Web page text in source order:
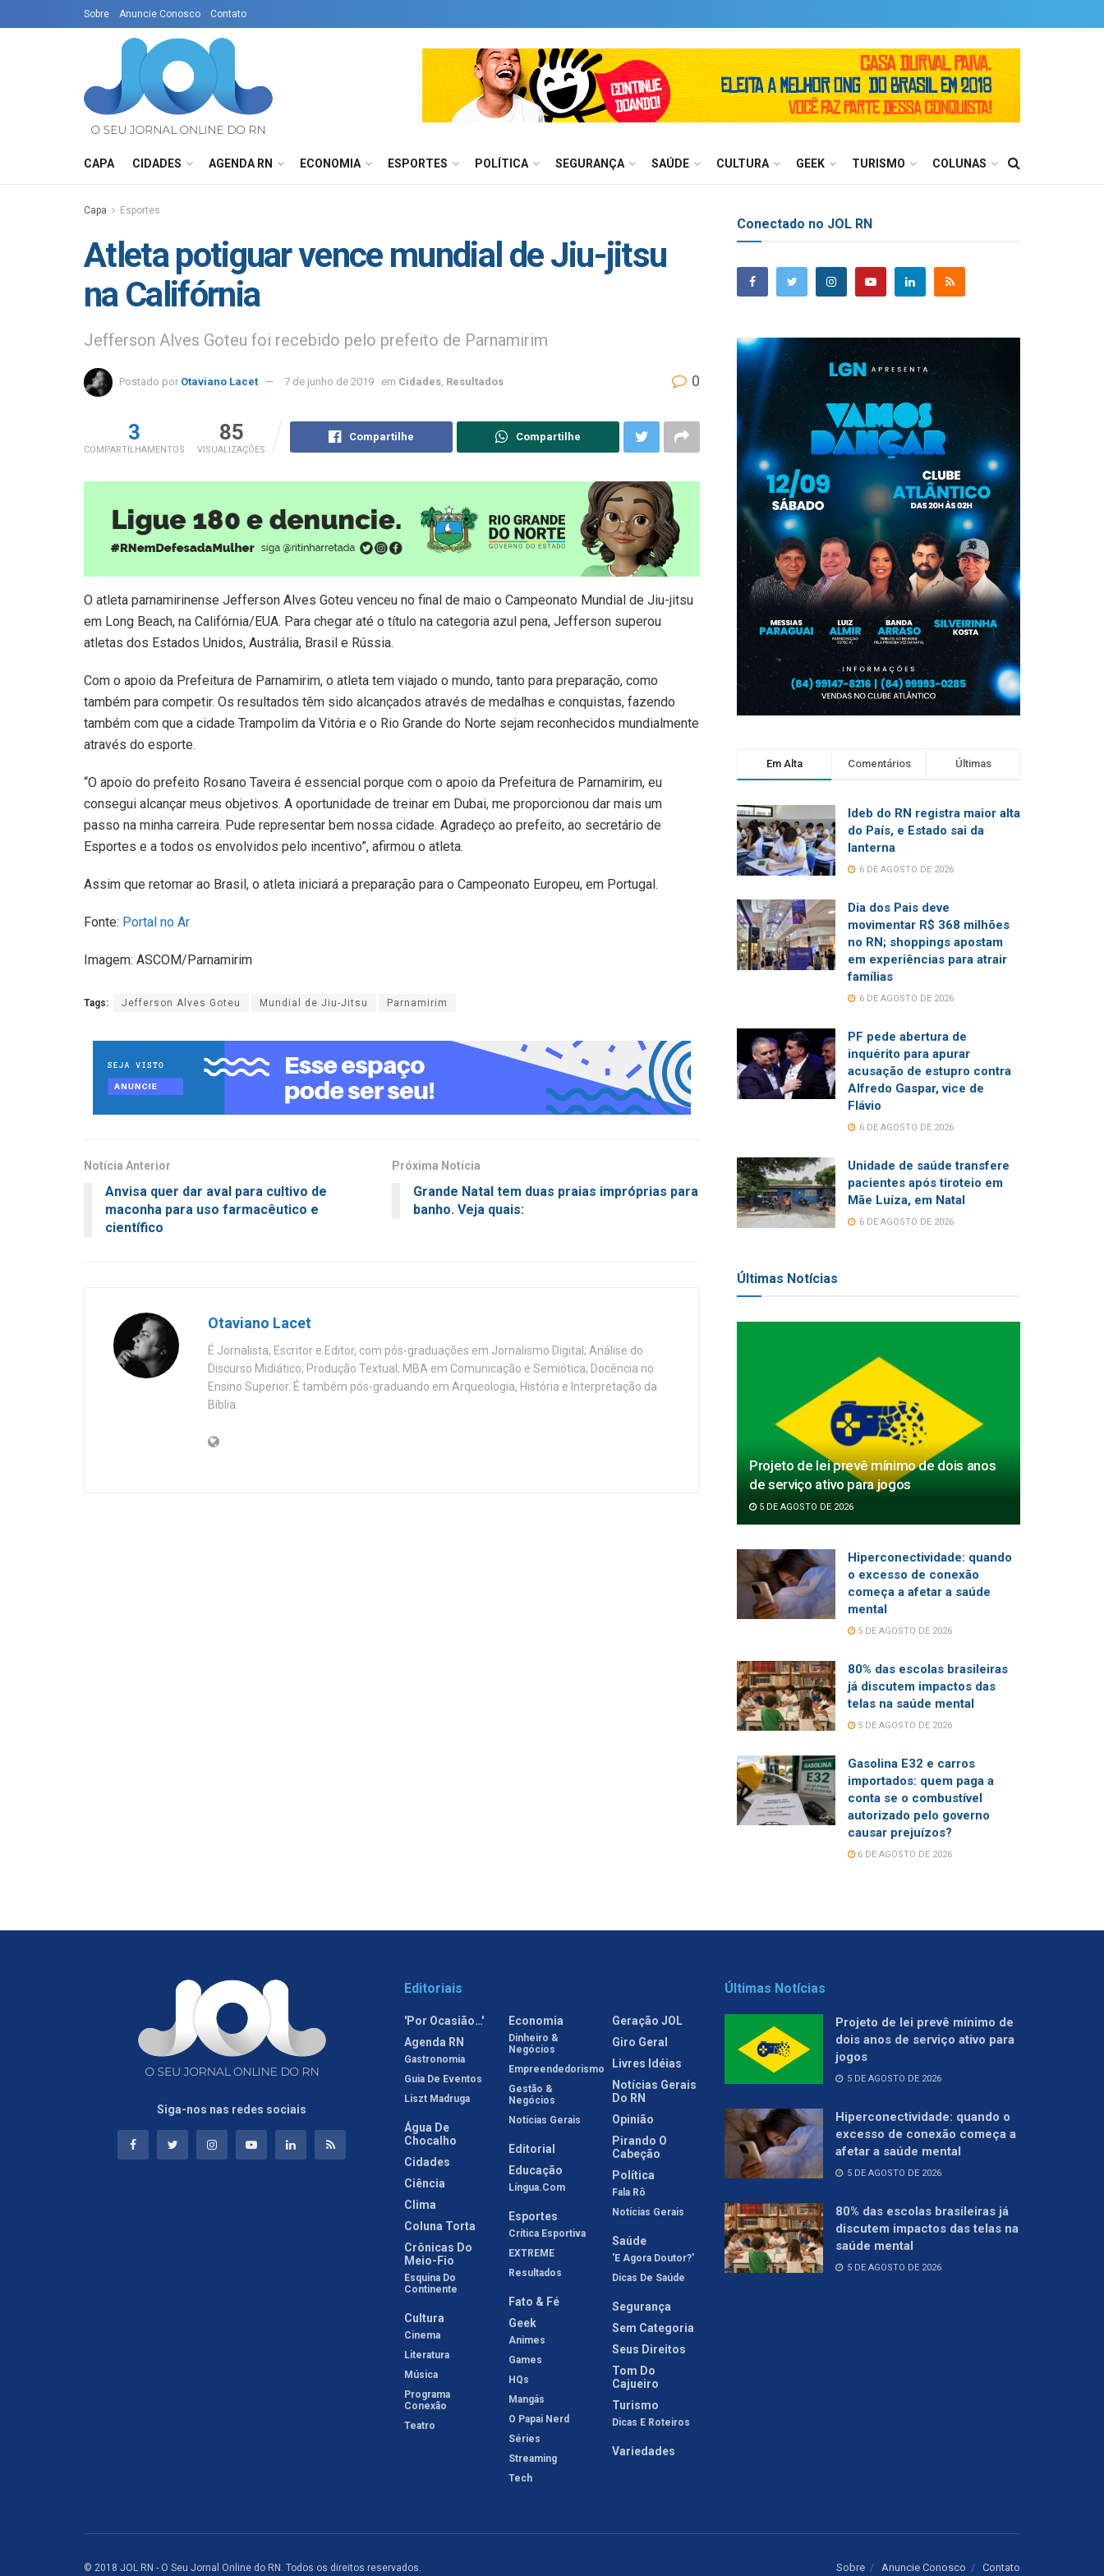
Sobre Anuncie Conosco Contato
CAPA CIDADES AGENDA RN ECONOMIA ESPORTES POLÍTICA SEGURANÇA SAÚDE CULTURA GEEK TURISMO COLUNAS
Capa Esportes
Atleta potiguar vence mundial de Jiu-jitsu
na Califórnia
Jefferson Alves Goteu foi recebido pelo prefeito de Parnamirim
Postado por Otaviano Lacet 7 de junho de 2019 em Cidades Resultados 0
3
COMPARTILHAMENTOS
85
VISUALIZAÇÕES
Compartilhe Compartilhe
O atleta parnamirinense Jefferson Alves Goteu venceu no final de maio o Campeonato Mundial de Jiu-jitsu
em Long Beach, na Califórnia/EUA. Para chegar até o título na categoria azul pena, Jefferson superou
atletas dos Estados Unidos, Austrália, Brasil e Rússia.
Com o apoio da Prefeitura de Parnamirim, o atleta tem viajado o mundo, tanto para preparação, como
também para competir. Os resultados têm sido alcançados através de medalhas e conquistas, fazendo
também com que a cidade Trampolim da Vitória e o Rio Grande do Norte sejam reconhecidos mundialmente
através do esporte.
“O apoio do prefeito Rosano Taveira é essencial porque com o apoio da Prefeitura de Parnamirim, eu
consegui alcançar meus objetivos. A oportunidade de treinar em Dubai, me proporcionou dar mais um
passo na minha carreira. Pude representar bem nossa cidade. Agradeço ao prefeito, ao secretário de
Esportes e a todos os envolvidos pelo incentivo”, afirmou o atleta.
Assim que retornar ao Brasil, o atleta iniciará a preparação para o Campeonato Europeu, em Portugal.
Fonte: Portal no Ar
Imagem: ASCOM/Parnamirim
Tags: Jefferson Alves Goteu Mundial de Jiu-Jitsu Parnamirim
Notícia Anterior
Anvisa quer dar aval para cultivo de
maconha para uso farmacêutico e
científico
Próxima Notícia
Grande Natal tem duas praias impróprias para
banho. Veja quais:
Otaviano Lacet
É Jornalista, Escritor e Editor, com pós-graduações em Jornalismo Digital; Análise do
Discurso Midiático; Produção Textual; MBA em Comunicação e Semiótica; Docência no
Ensino Superior. É também pós-graduando em Arqueologia, História e Interpretação da
Bíblia.
Conectado no JOL RN
Em Alta Comentários Últimas
Ideb do RN registra maior alta
do País, e Estado sai da
lanterna
6 DE AGOSTO DE 2026
Dia dos Pais deve
movimentar R$ 368 milhões
no RN; shoppings apostam
em experiências para atrair
famílias
6 DE AGOSTO DE 2026
PF pede abertura de
inquérito para apurar
acusação de estupro contra
Alfredo Gaspar, vice de
Flávio
6 DE AGOSTO DE 2026
Unidade de saúde transfere
pacientes após tiroteio em
Mãe Luíza, em Natal
6 DE AGOSTO DE 2026
Últimas Notícias
Projeto de lei prevê mínimo de dois anos
de serviço ativo para jogos
5 DE AGOSTO DE 2026
Hiperconectividade: quando
o excesso de conexão
começa a afetar a saúde
mental
5 DE AGOSTO DE 2026
80% das escolas brasileiras
já discutem impactos das
telas na saúde mental
5 DE AGOSTO DE 2026
Gasolina E32 e carros
importados: quem paga a
conta se o combustível
autorizado pelo governo
causar prejuízos?
6 DE AGOSTO DE 2026
Siga-nos nas redes sociais
Editoriais
'Por Ocasião…'
Agenda RN
Gastronomia
Guia De Eventos
Liszt Madruga
Água De
Chocalho
Cidades
Ciência
Clima
Coluna Torta
Crônicas Do
Meio-Fio
Esquina Do
Continente
Cultura
Cinema
Literatura
Música
Programa
Conexão
Teatro
Economia
Dinheiro &
Negócios
Empreendedorismo
Gestão &
Negócios
Notícias Gerais
Editorial
Educação
Língua.com
Esportes
Crítica Esportiva
EXTREME
Resultados
Fato & Fé
Geek
Animes
Games
HQs
Mangás
O Papai Nerd
Séries
Streaming
Tech
Geração JOL
Giro Geral
Livres Idéias
Notícias Gerais
Do RN
Opinião
Pirando O
Cabeção
Política
Fala Rô
Notícias Gerais
Saúde
'E Agora Doutor?'
Dicas De Saúde
Segurança
Sem Categoria
Seus Direitos
Tom Do
Cajueiro
Turismo
Dicas E Roteiros
Variedades
Últimas Notícias
Projeto de lei prevê mínimo de
dois anos de serviço ativo para
jogos
5 DE AGOSTO DE 2026
Hiperconectividade: quando o
excesso de conexão começa a
afetar a saúde mental
5 DE AGOSTO DE 2026
80% das escolas brasileiras já
discutem impactos das telas na
saúde mental
5 DE AGOSTO DE 2026
Sobre Anuncie Conosco Contato
© 2018 JOL RN - O Seu Jornal Online do RN. Todos os direitos reservados.